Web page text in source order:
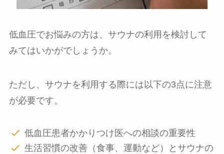
低血圧でお悩みの方は、サウナの利用を検討して
みてはいかがでしょうか。
ただし、サウナを利用する際には以下の3点に注意
が必要です。
低血圧患者かかりつけ医への相談の重要性
生活習慣の改善（食事、運動など）とサウナの